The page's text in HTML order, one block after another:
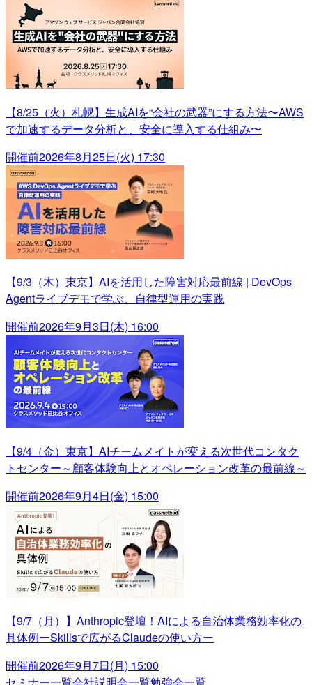
【8/25（火）札幌】生成AIを“会社の武器”にする方法〜AWS
で加速するデータ分析と、安全に導入する仕組み〜
開催前2026年8月25日(火) 17:30
【9/3（木）東京】AIを活用した障害対応最前線 | DevOps
Agentライブデモで学ぶ、自律型運用の実践
開催前2026年9月3日(木) 16:00
【9/4（金）東京】AIチームメイトが変える次世代コンタク
トセンター～顧客体験向上とオペレーション改革の最前線～
開催前2026年9月4日(金) 15:00
【9/7（月）】Anthropic登壇！AIによる自治体業務効率化の
具体例ーSkillsで広がるClaudeの使い方ー
開催前2026年9月7日(月) 15:00